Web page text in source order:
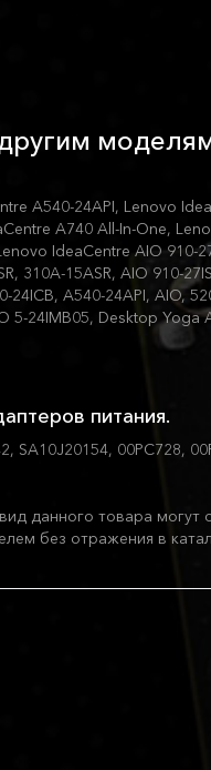
A540-24API, Lenovo
A740 All-In-One,
IdeaCentre AIO 910-
310A-15ASR, AIO 910-
24ICB, A540-24API, AIO,
5-24IMB05, Desktop Yoga
питания.
SA10J20154, 00PC728,
данного товара могут
без отражения в